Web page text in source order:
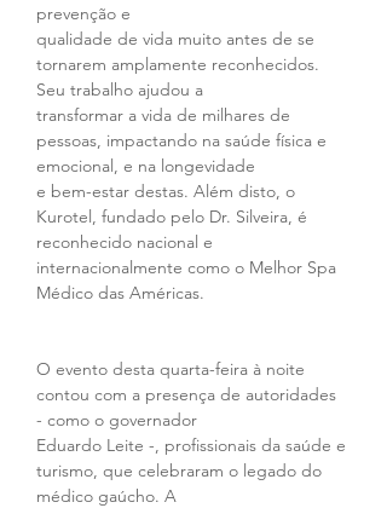
prevenção e
qualidade de vida muito antes de se
tornarem amplamente reconhecidos.
Seu trabalho ajudou a
transformar a vida de milhares de
pessoas, impactando na saúde física e
emocional, e na longevidade
e bem-estar destas. Além disto, o
Kurotel, fundado pelo Dr. Silveira, é
reconhecido nacional e
internacionalmente como o Melhor Spa
Médico das Américas.
O evento desta quarta-feira à noite
contou com a presença de autoridades
- como o governador
Eduardo Leite -, profissionais da saúde e
turismo, que celebraram o legado do
médico gaúcho. A